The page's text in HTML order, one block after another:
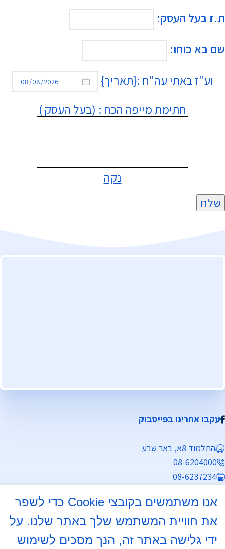
ת.ז בעל העסק:
שם בא כוחו:
וע"ז באתי עה"ח :{תאריך}
חתימת מייפה הכח : (בעל העסק )
נקה
שלח
עקבו אחרינו בפייסבוק
התלמוד 8א, באר שבע
08-6204000
08-6237234
שעות פעילות מזכירות:
ימים א', ב', ד', ה' 8:30 - 13:30
אנו משתמשים בקובצי Cookie כדי לשפר
את חוויית המשתמש שלך באתר שלנו. על
ידי גלישה באתר זה, הנך מסכים לשימוש